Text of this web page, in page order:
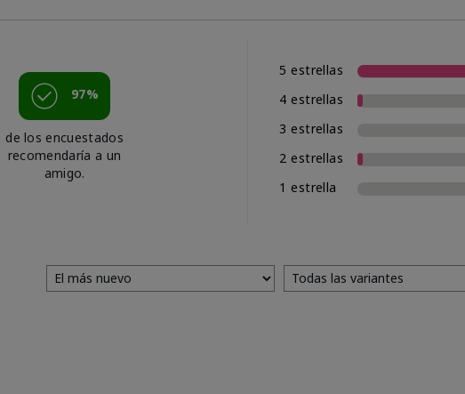
97%
de los encuestados
recomendaría a un
amigo.
5 estrellas
4 estrellas
3 estrellas
2 estrellas
1 estrella